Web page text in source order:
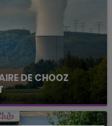
DE CHOOZ
que la centrale
l'arrêt. Une situation